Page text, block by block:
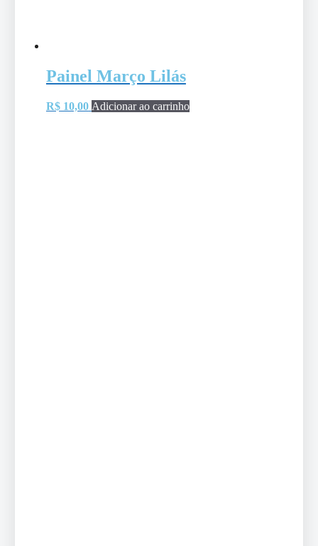
Painel Março Lilás
R$10,00 Adicionar ao carrinho